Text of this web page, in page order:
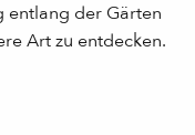
entlang der Gärten
Art zu entdecken.